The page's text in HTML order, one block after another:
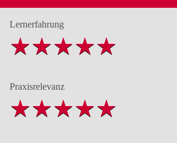
Lernerfahrung
Praxisrelevanz